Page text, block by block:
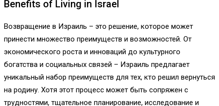
Benefits of Living in Israel
Возвращение в Израиль – это решение, которое может
принести множество преимуществ и возможностей. От
экономического роста и инноваций до культурного
богатства и социальных связей – Израиль предлагает
уникальный набор преимуществ для тех, кто решил вернуться
на родину. Хотя этот процесс может быть сопряжен с
трудностями, тщательное планирование, исследование и